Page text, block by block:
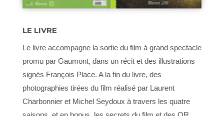
LE LIVRE
Le livre accompagne la sortie du film à grand spectacle
promu par Gaumont, dans un récit et des illustrations
signés François Place. A la fin du livre, des
photographies tirées du film réalisé par Laurent
Charbonnier et Michel Seydoux à travers les quatre